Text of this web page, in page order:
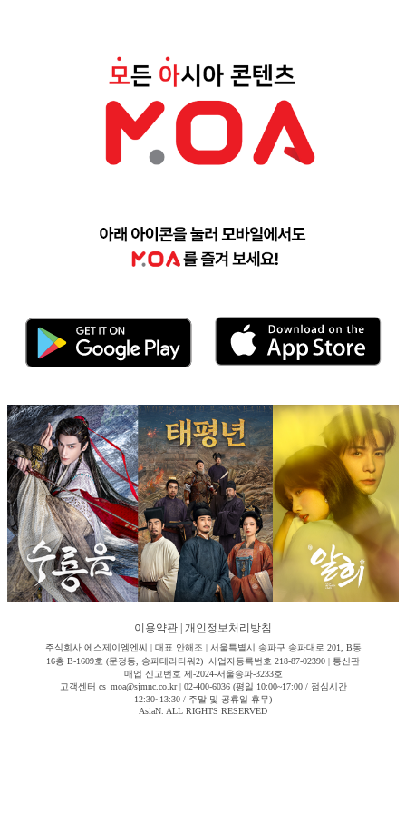
이용약관 개인정보처리방침
주식회사 에스제이엠엔씨 | 대표 안해조 | 서울특별시 송파구 송파대로 201, B동
16층 B-1609호 (문정동, 송파테라타워2) 사업자등록번호 218-87-02390 | 통신판
매업 신고번호 제-2024-서울송파-3233호
고객센터 cs_moa@sjmnc.co.kr | 02-400-6036 (평일 10:00~17:00 / 점심시간
12:30~13:30 / 주말 및 공휴일 휴무)
AsiaN. ALL RIGHTS RESERVED